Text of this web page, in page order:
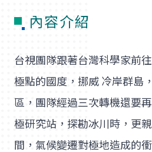
內容介紹
台視團隊跟著台灣科學家前
極點的國度，挪威 冷岸群島
區，團隊經過三次轉機還要
極研究站，探勘冰川時，更
間，氣候變遷對極地造成的